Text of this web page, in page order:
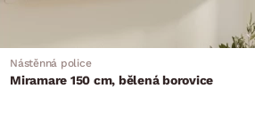
Nástěnná police
Miramare 150 cm, bělená borovice